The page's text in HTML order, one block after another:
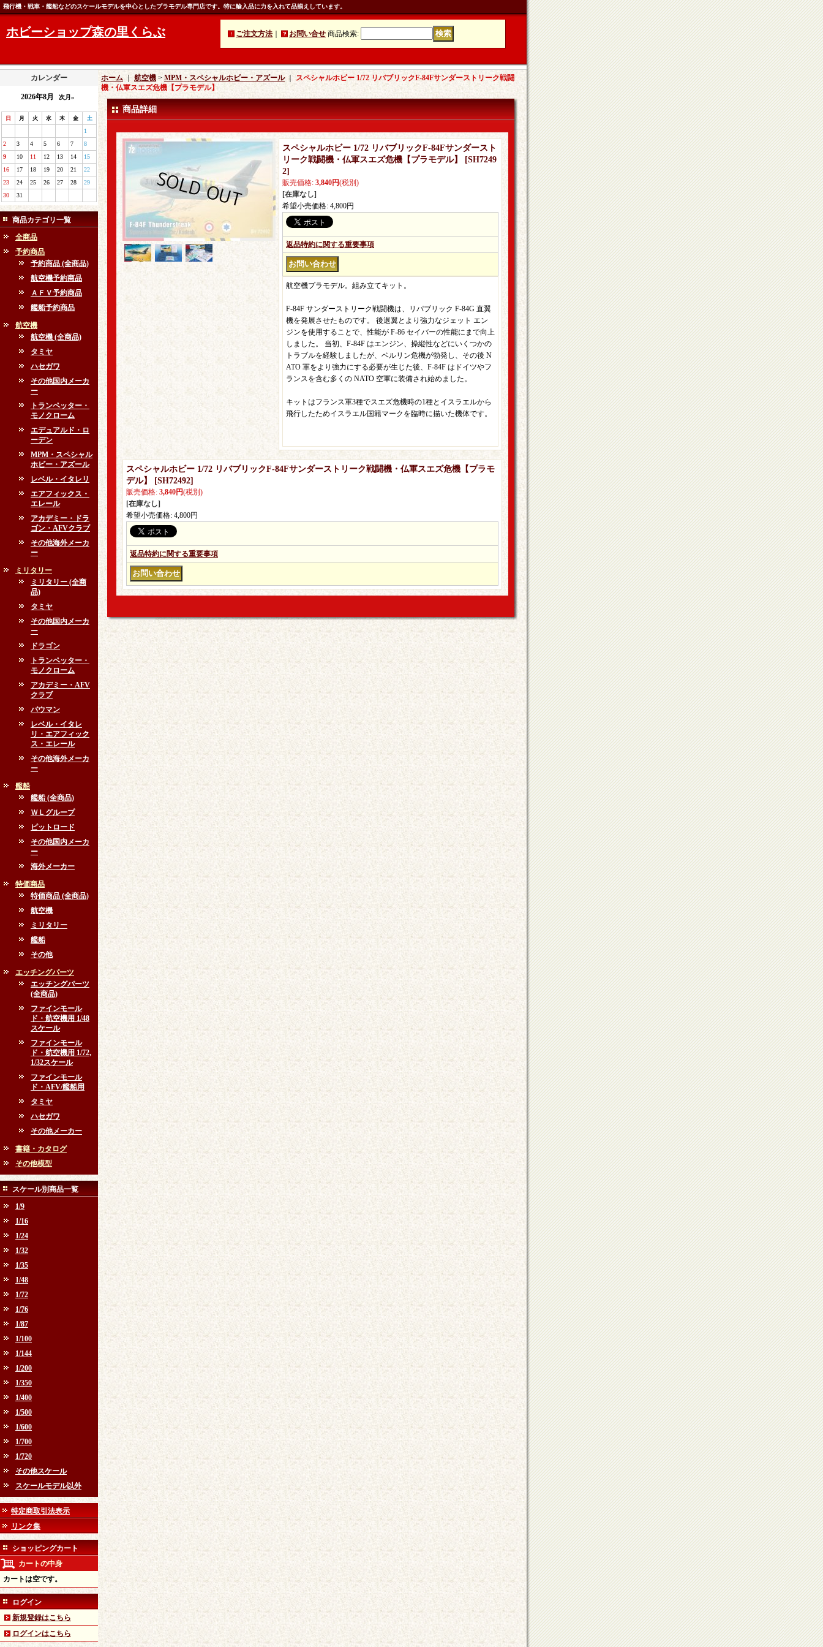
飛行機・戦車・艦船などのスケールモデルを中心としたプラモデル専門店です。特に輸入品に力を入れて品揃えしています。
ホビーショップ森の里くらぶ ご注文方法 お問い合せ 商品検索:
カレンダー
2026年8月 次月»
日 月 火 水 木 金 土
1
2
3 4 5 6 7
8
9
10 11 12 13 14
15
16
17 18 19 20 21
22
23
24 25 26 27 28
29
30
31
商品カテゴリ一覧
全商品
予約商品
予約商品 (全商品)
航空機予約商品
ＡＦＶ予約商品
艦船予約商品
航空機
航空機 (全商品)
タミヤ
ハセガワ
その他国内メーカ
ー
トランペッター・
モノクローム
エデュアルド・ロ
ーデン
MPM・スペシャル
ホビー・アズール
レベル・イタレリ
エアフィックス・
エレール
アカデミー・ドラ
ゴン・AFVクラブ
その他海外メーカ
ー
ミリタリー
ミリタリー (全商
品)
タミヤ
その他国内メーカ
ー
ドラゴン
トランペッター・
モノクローム
アカデミー・AFV
クラブ
バウマン
レベル・イタレ
リ・エアフィック
ス・エレール
その他海外メーカ
ー
艦船
艦船 (全商品)
ＷＬグループ
ピットロード
その他国内メーカ
ー
海外メーカー
特価商品
特価商品 (全商品)
航空機
ミリタリー
艦船
その他
エッチングパーツ
エッチングパーツ
(全商品)
ファインモール
ド・航空機用 1/48
スケール
ファインモール
ド・航空機用 1/72,
1/32スケール
ファインモール
ド・AFV/艦船用
タミヤ
ハセガワ
その他メーカー
書籍・カタログ
その他模型
スケール別商品一覧
1/9
1/16
1/24
1/32
1/35
1/48
1/72
1/76
1/87
1/100
1/144
1/200
1/350
1/400
1/500
1/600
1/700
1/720
その他スケール
スケールモデル以外
特定商取引法表示
リンク集
ショッピングカート
カートの中身
カートは空です。
ログイン
新規登録はこちら
ログインはこちら
ホーム 航空機 > MPM・スペシャルホビー・アズール｜ スペシャルホビー 1/72 リバブリックF-84Fサンダーストリーク戦闘
機・仏軍スエズ危機【プラモデル】
商品詳細
スペシャルホビー 1/72 リバブリックF-84Fサンダースト
リーク戦闘機・仏軍スエズ危機【プラモデル】
[SH7249
2]
販売価格: 3,840円(税別)
[在庫なし]
希望小売価格: 4,800円
返品特約に関する重要事項
航空機プラモデル。組み立てキット。
F-84F サンダーストリーク戦闘機は、リパブリック F-84G 直翼
機を発展させたものです。 後退翼とより強力なジェット エン
ジンを使用することで、性能が F-86 セイバーの性能にまで向上
しました。 当初、F-84F はエンジン、操縦性などにいくつかの
トラブルを経験しましたが、ベルリン危機が勃発し、その後 N
ATO 軍をより強力にする必要が生じた後、F-84F はドイツやフ
ランスを含む多くの NATO 空軍に装備され始めました。
キットはフランス軍3種でスエズ危機時の1種とイスラエルから
飛行したためイスラエル国籍マークを臨時に描いた機体です。
スペシャルホビー 1/72 リバブリックF-84Fサンダーストリーク戦闘機・仏軍スエズ危機【プラモ
デル】
[SH72492]
販売価格: 3,840円(税別)
[在庫なし]
希望小売価格: 4,800円
返品特約に関する重要事項